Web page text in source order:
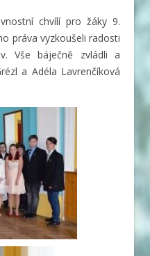
práva vyzkoušeli radosti
Vše báječně zvládli a
a Adéla Lavrenčíková